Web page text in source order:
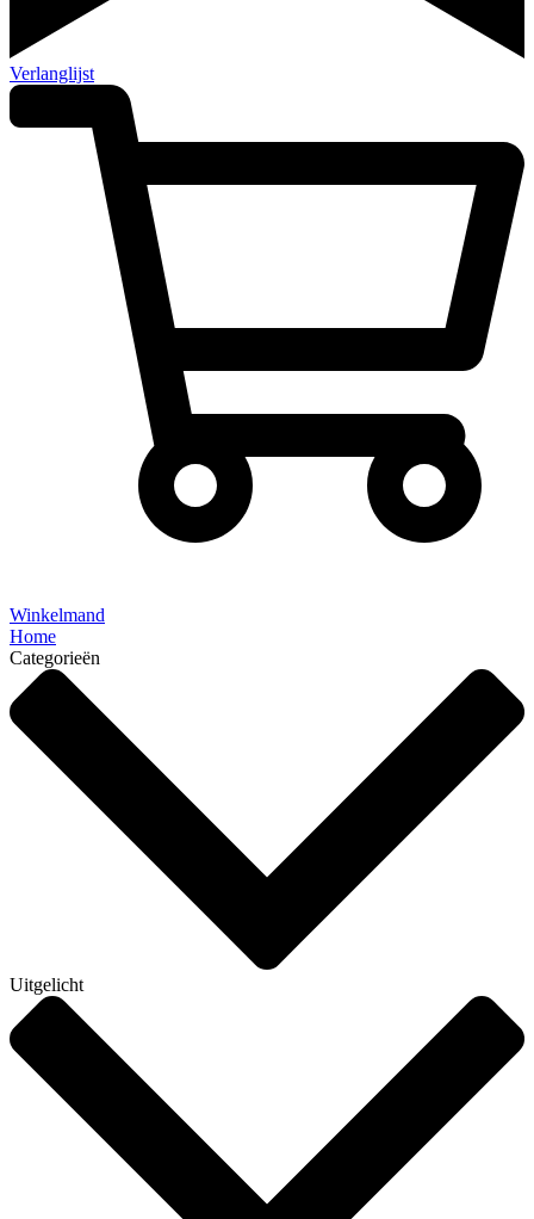
Verlanglijst
Winkelmand
Home
Categorieën
Uitgelicht